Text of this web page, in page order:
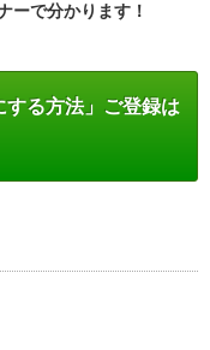
ーで分かります！
る方法」ご登録は